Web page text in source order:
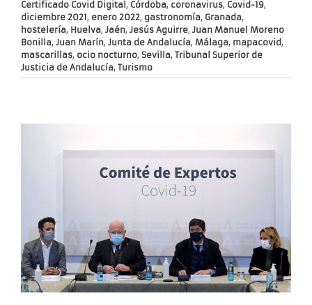
Certificado Covid Digital, Córdoba, coronavirus, Covid-19,
diciembre 2021, enero 2022, gastronomía, Granada,
hostelería, Huelva, Jaén, Jesús Aguirre, Juan Manuel Moreno
Bonilla, Juan Marín, Junta de Andalucía, Málaga, mapacovid,
mascarillas, ocio nocturno, Sevilla, Tribunal Superior de
Justicia de Andalucía, Turismo